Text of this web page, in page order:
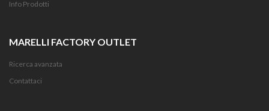
Info Prodotti
MARELLI FACTORY OUTLET
Ricerca avanzata
Contattaci